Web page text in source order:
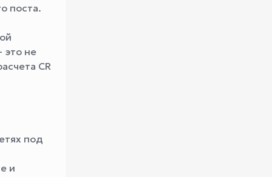
поста.
это не
CR
под
и